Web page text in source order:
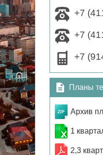
+7
+7
+7
Планы
Архив
1
2,3